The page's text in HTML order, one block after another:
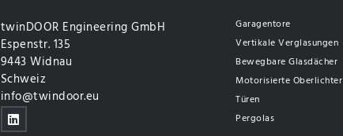
twinDOOR Engineering GmbH
Espenstr. 135
9443 Widnau
Schweiz
info@twindoor.eu
Garagentore
Vertikale Verglasungen
Bewegbare Glasdächer
Motorisierte Oberlichter
Türen
Pergolas